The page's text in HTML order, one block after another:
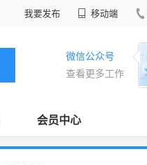
我要发布 移动端
微信公众号
查看更多工作
会员中心